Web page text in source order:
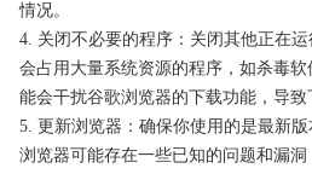
情况。
4. 关闭不必要的程序：关闭其他正在
会占用大量系统资源的程序，如杀毒
能会干扰谷歌浏览器的下载功能，导致
5. 更新浏览器：确保你使用的是最新
浏览器可能存在一些已知的问题和漏